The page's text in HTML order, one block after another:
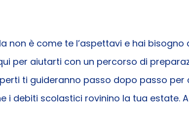
non è come te l’aspettavi e hai
per aiutarti con un percorso di
ti guideranno passo dopo passo
i debiti scolastici rovinino la tua